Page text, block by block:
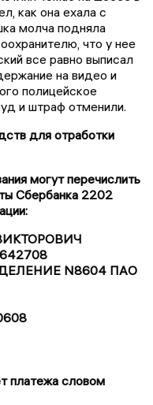
как она ехала с
молча подняла
что у нее
все равно выписал
на видео и
полицейское
и штраф отменили.
для отработки
могут перечислить
Сбербанка 2202
N8604 ПАО
платежа словом